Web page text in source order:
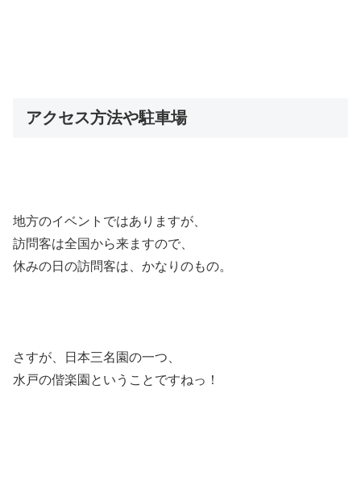
アクセス方法や駐車場
地方のイベントではありますが、
訪問客は全国から来ますので、
休みの日の訪問客は、かなりのもの。
さすが、日本三名園の一つ、
水戸の偕楽園ということですねっ！